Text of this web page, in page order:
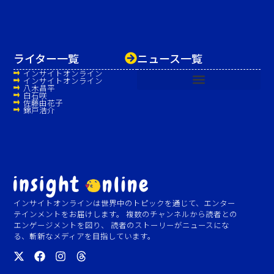
インサイトオンラインは世界中のトピックを通じて、エンター
テインメントをお届けします。 複数のチャンネルから読者との
エンゲージメントを図り、 読者のストーリーがニュースにな
る、斬新なメディアを目指しています。
ニュース一覧
ライター一覧
インサイトオンライン
インサイトオンライン
八木昌平
白石咲
佐藤由花子
錦戸浩介